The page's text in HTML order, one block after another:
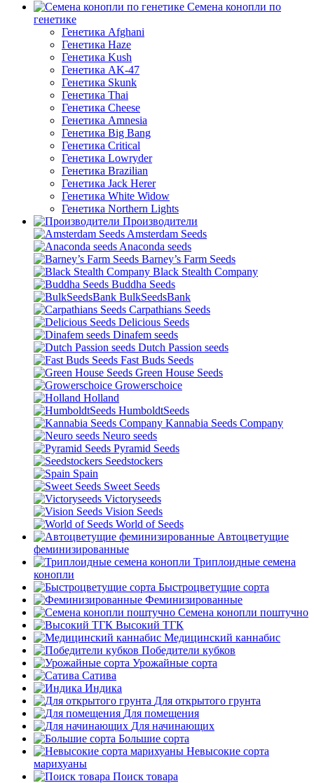
Семена конопли по
генетике
Генетика Afghani
Генетика Haze
Генетика Kush
Генетика AK-47
Генетика Skunk
Генетика Thai
Генетика Cheese
Генетика Amnesia
Генетика Big Bang
Генетика Critical
Генетика Lowryder
Генетика Brazilian
Генетика Jack Herer
Генетика White Widow
Генетика Northern Lights
Производители
Amsterdam Seeds
Anaconda seeds
Barney’s Farm Seeds
Black Stealth Company
Buddha Seeds
BulkSeedsBank
Carpathians Seeds
Delicious Seeds
Dinafem seeds
Dutch Passion seeds
Fast Buds Seeds
Green House Seeds
Growerschoice
Holland
HumboldtSeeds
Kannabia Seeds Company
Neuro seeds
Pyramid Seeds
Seedstockers
Spain
Sweet Seeds
Victoryseeds
Vision Seeds
World of Seeds
Автоцветущие
феминизированные
Триплоидные семена
конопли
Быстроцветущие сорта
Феминизированные
Семена конопли поштучно
Высокий ТГК
Медицинский каннабис
Победители кубков
Урожайные сорта
Сатива
Индика
Для открытого грунта
Для помещения
Для начинающих
Большие сорта
Невысокие сорта
марихуаны
Поиск товара